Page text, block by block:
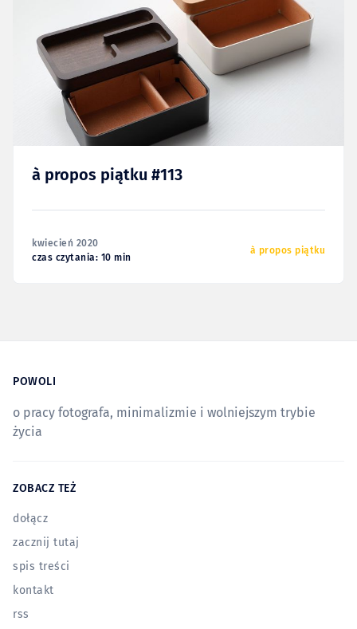
à propos piątku #113
kwiecień 2020
czas czytania: 10 min
à propos piątku
POWOLI
o pracy fotografa, minimalizmie i wolniejszym trybie
życia
ZOBACZ TEŻ
dołącz
zacznij tutaj
spis treści
kontakt
rss